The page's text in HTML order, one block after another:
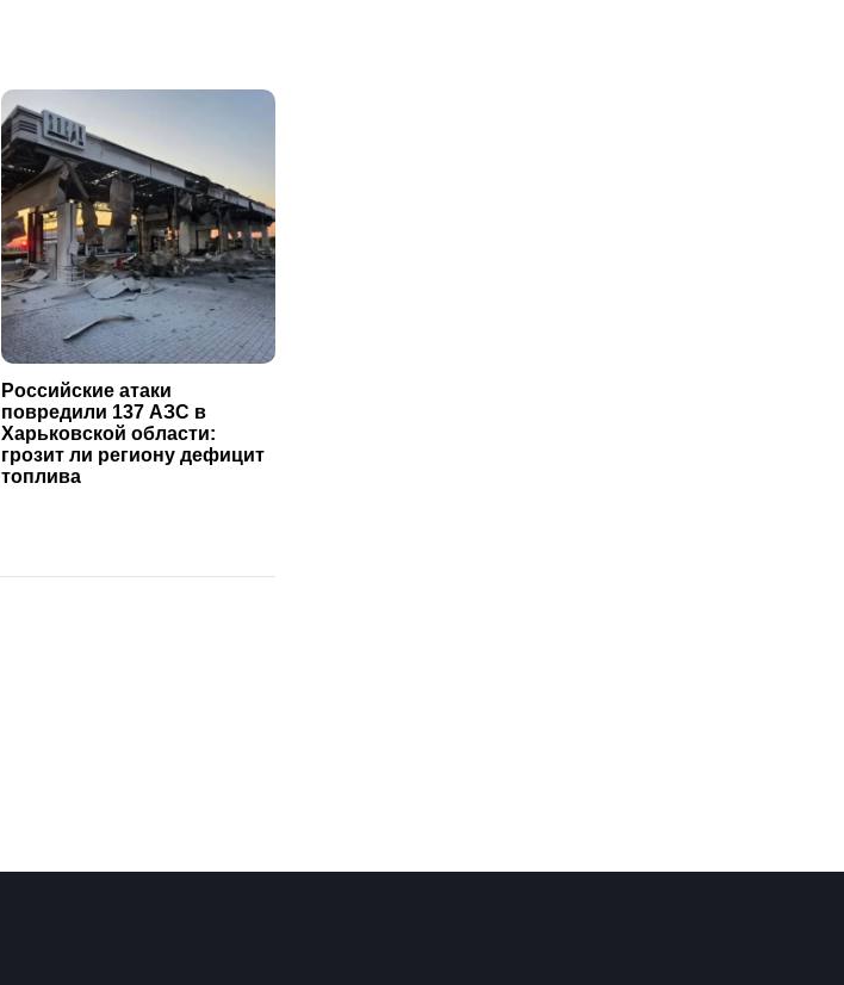
Российские атаки
повредили 137 АЗС в
Харьковской области:
грозит ли региону дефицит
топлива